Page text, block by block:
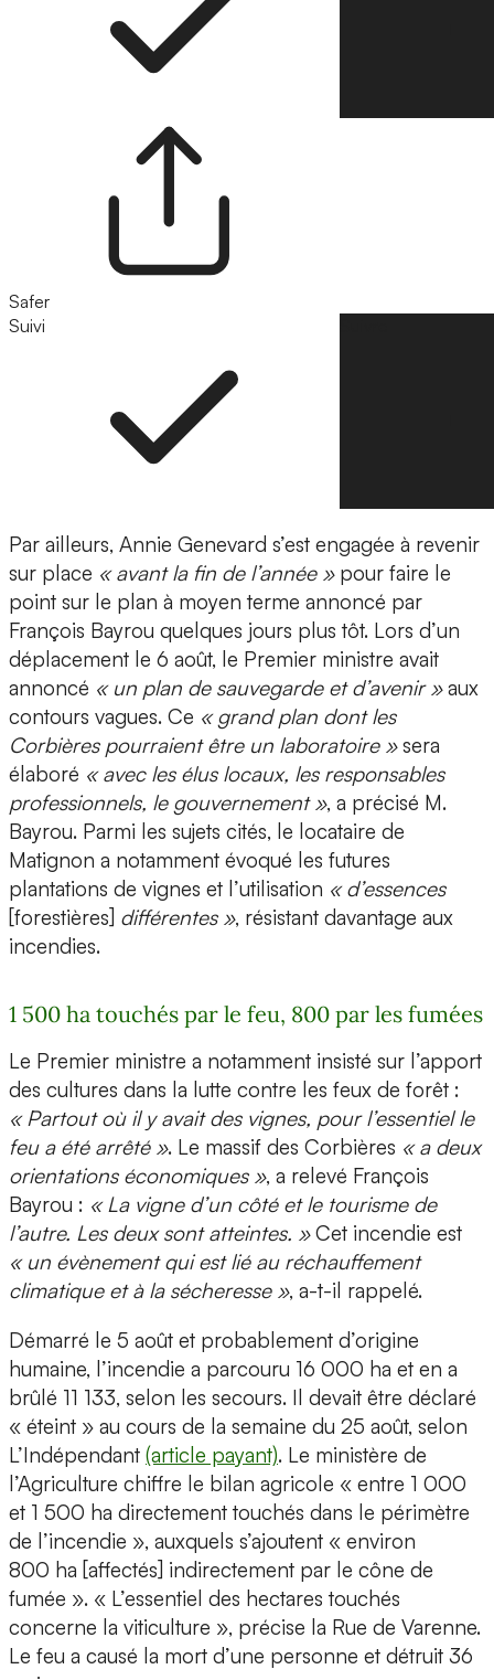
Safer
Suivi
Par ailleurs, Annie Genevard s’est engagée à revenir
sur place « avant la fin de l’année »pour faire le
point sur le plan à moyen terme annoncé par
François Bayrou quelques jours plus tôt. Lors d’un
déplacement le 6 août, le Premier ministre avait
annoncé « un plan de sauvegarde et d’avenir »aux
contours vagues. Ce « grand plan dont les
Corbières pourraient être un laboratoire »sera
élaboré « avec les élus locaux, les responsables
professionnels, le gouvernement », a précisé M.
Bayrou. Parmi les sujets cités, le locataire de
Matignon a notamment évoqué les futures
plantations de vignes et l’utilisation « d’essences
[forestières] différentes », résistant davantage aux
incendies.
1 500 ha touchés par le feu, 800 par les fumées
Le Premier ministre a notamment insisté sur l’apport
des cultures dans la lutte contre les feux de forêt :
« Partout où il y avait des vignes, pour l’essentiel le
feu a été arrêté ». Le massif des Corbières « a deux
orientations économiques », a relevé François
Bayrou : « La vigne d’un côté et le tourisme de
l’autre. Les deux sont atteintes. »Cet incendie est
« un évènement qui est lié au réchauffement
climatique et à la sécheresse », a-t-il rappelé.
Démarré le 5 août et probablement d’origine
humaine, l’incendie a parcouru 16 000 ha et en a
brûlé 11 133, selon les secours. Il devait être déclaré
« éteint » au cours de la semaine du 25 août, selon
L’Indépendant (article payant). Le ministère de
l’Agriculture chiffre le bilan agricole « entre 1 000
et 1 500 ha directement touchés dans le périmètre
de l’incendie », auxquels s’ajoutent « environ
800 ha [affectés] indirectement par le cône de
fumée ». « L’essentiel des hectares touchés
concerne la viticulture », précise la Rue de Varenne.
Le feu a causé la mort d’une personne et détruit 36